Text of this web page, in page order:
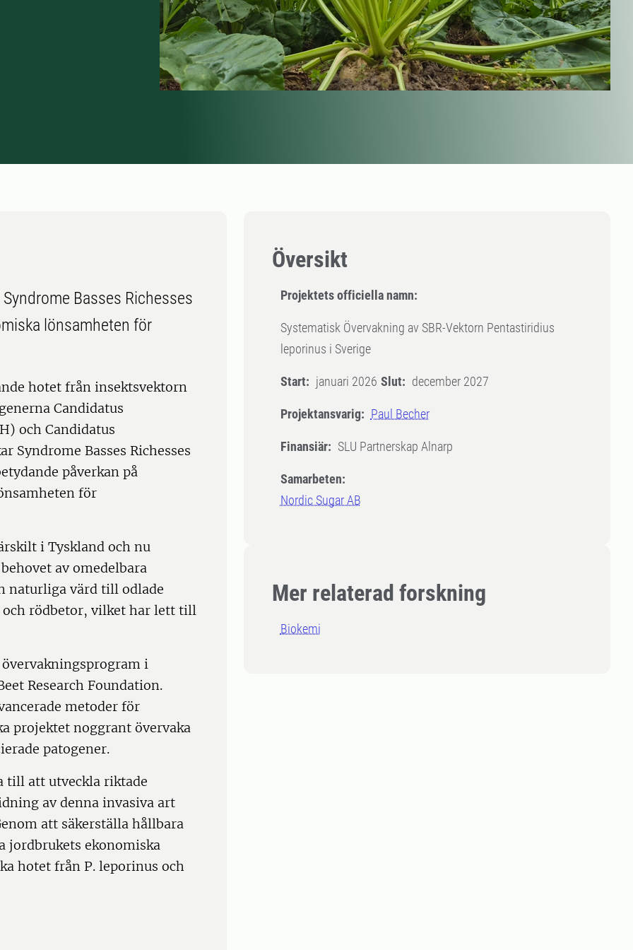
Översikt
Projektets officiella namn:
Systematisk Övervakning av SBR-Vektorn Pentastiridius
leporinus i Sverige
Start: januari 2026 Slut: december 2027
Projektansvarig: Paul Becher
Finansiär: SLU Partnerskap Alnarp
Samarbeten:
Nordic Sugar AB
Mer relaterad forskning
Biokemi
Basses Richesses
lönsamheten för
hotet från insektsvektorn
Candidatus
och Candidatus
Syndrome Basses Richesses
påverkan på
för
i Tyskland och nu
av omedelbara
naturliga värd till odlade
rödbetor, vilket har lett till
i
Research Foundation.
metoder för
projektet noggrant övervaka
patogener.
till att utveckla riktade
av denna invasiva art
att säkerställa hållbara
jordbrukets ekonomiska
hotet från P. leporinus och